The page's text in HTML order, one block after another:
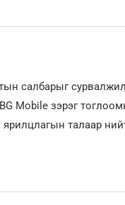
салбарыг
Mobile зэрэг
талаар